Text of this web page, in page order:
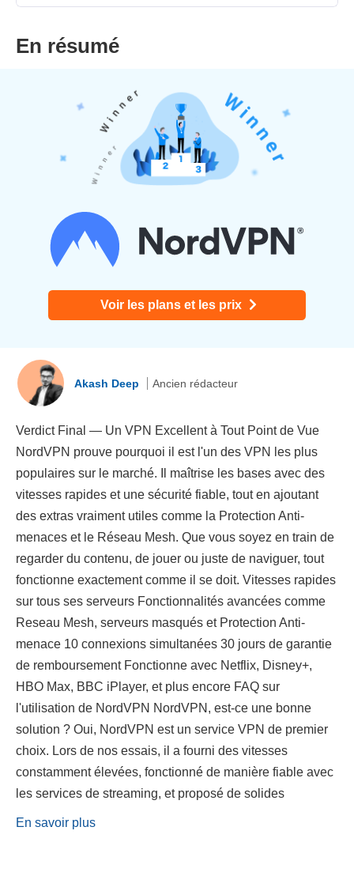
En résumé
Voir les plans et les prix
Akash Deep Ancien rédacteur
Verdict Final — Un VPN Excellent à Tout Point de Vue
NordVPN prouve pourquoi il est l'un des VPN les plus
populaires sur le marché. Il maîtrise les bases avec des
vitesses rapides et une sécurité fiable, tout en ajoutant
des extras vraiment utiles comme la Protection Anti-
menaces et le Réseau Mesh. Que vous soyez en train de
regarder du contenu, de jouer ou juste de naviguer, tout
fonctionne exactement comme il se doit. Vitesses rapides
sur tous ses serveurs Fonctionnalités avancées comme
Reseau Mesh, serveurs masqués et Protection Anti-
menace 10 connexions simultanées 30 jours de garantie
de remboursement Fonctionne avec Netflix, Disney+,
HBO Max, BBC iPlayer, et plus encore FAQ sur
l'utilisation de NordVPN NordVPN, est-ce une bonne
solution ? Oui, NordVPN est un service VPN de premier
choix. Lors de nos essais, il a fourni des vitesses
constamment élevées, fonctionné de manière fiable avec
les services de streaming, et proposé de solides
En savoir plus